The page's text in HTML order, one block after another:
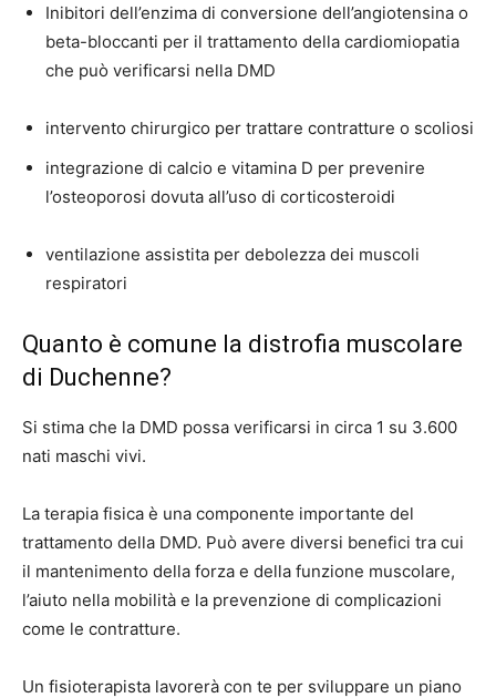
Inibitori dell’enzima di conversione dell’angiotensina o
beta-bloccanti per il trattamento della cardiomiopatia
che può verificarsi nella DMD
intervento chirurgico per trattare contratture o scoliosi
integrazione di calcio e vitamina D per prevenire
l’osteoporosi dovuta all’uso di corticosteroidi
ventilazione assistita per debolezza dei muscoli
respiratori
Quanto è comune la distrofia muscolare
di Duchenne?
Si stima che la DMD possa verificarsi in circa 1 su 3.600
nati maschi vivi.
La terapia fisica è una componente importante del
trattamento della DMD. Può avere diversi benefici tra cui
il mantenimento della forza e della funzione muscolare,
l’aiuto nella mobilità e la prevenzione di complicazioni
come le contratture.
Un fisioterapista lavorerà con te per sviluppare un piano